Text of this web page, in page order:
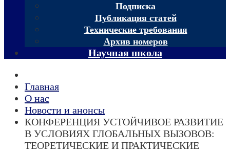
Подписка
Публикация статей
Технические требования
Архив номеров
Научная школа
Главная
О нас
Новости и анонсы
КОНФЕРЕНЦИЯ УСТОЙЧИВОЕ РАЗВИТИЕ
В УСЛОВИЯХ ГЛОБАЛЬНЫХ ВЫЗОВОВ:
ТЕОРЕТИЧЕСКИЕ И ПРАКТИЧЕСКИЕ